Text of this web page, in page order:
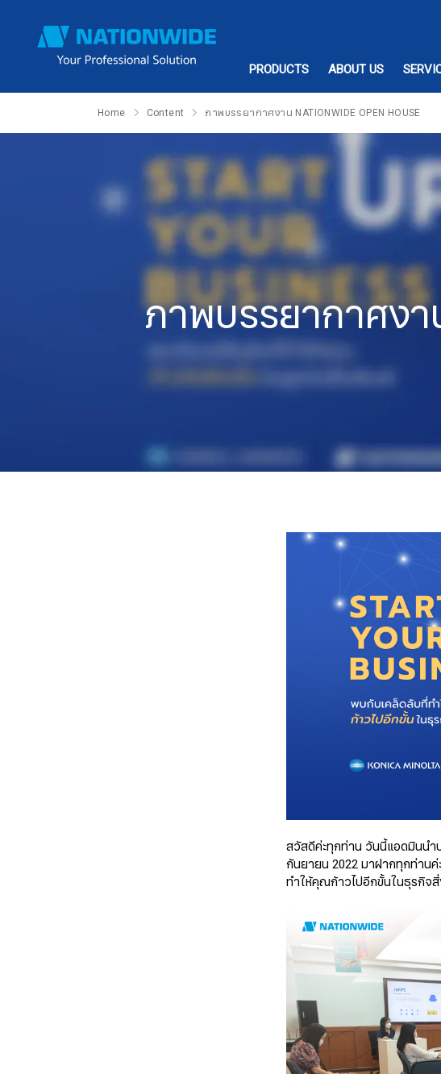
PRODUCTS ABOUT US
Home Content ภาพบรรยากาศงาน NATIONWIDE OPEN HOUSE
ภาพบรรยากาศงา
สวัสดีค่ะทุกท่าน วันนี้แอดมินนำบ
กันยายน 2022 มาฝากทุกท่านค่
ทำให้คุณก้าวไปอีกขั้นในธุรกิจ